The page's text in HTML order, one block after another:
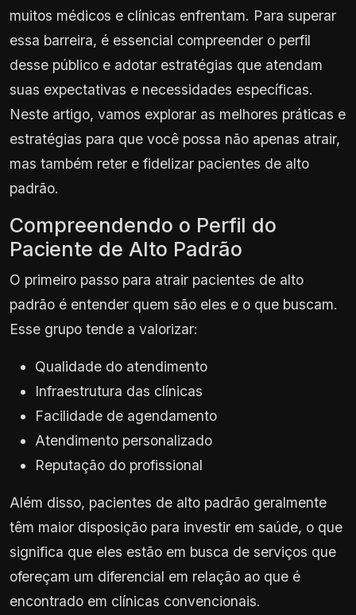
muitos médicos e clínicas enfrentam. Para superar
essa barreira, é essencial compreender o perfil
desse público e adotar estratégias que atendam
suas expectativas e necessidades específicas.
Neste artigo, vamos explorar as melhores práticas e
estratégias para que você possa não apenas atrair,
mas também reter e fidelizar pacientes de alto
padrão.
Compreendendo o Perfil do
Paciente de Alto Padrão
O primeiro passo para atrair pacientes de alto
padrão é entender quem são eles e o que buscam.
Esse grupo tende a valorizar:
Qualidade do atendimento
Infraestrutura das clínicas
Facilidade de agendamento
Atendimento personalizado
Reputação do profissional
Além disso, pacientes de alto padrão geralmente
têm maior disposição para investir em saúde, o que
significa que eles estão em busca de serviços que
ofereçam um diferencial em relação ao que é
encontrado em clínicas convencionais.